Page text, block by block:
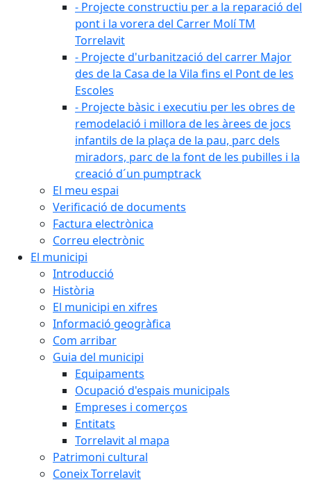
- Projecte constructiu per a la reparació del
pont i la vorera del Carrer Molí TM
Torrelavit
- Projecte d'urbanització del carrer Major
des de la Casa de la Vila fins el Pont de les
Escoles
- Projecte bàsic i executiu per les obres de
remodelació i millora de les àrees de jocs
infantils de la plaça de la pau, parc dels
miradors, parc de la font de les pubilles i la
creació d´un pumptrack
El meu espai
Verificació de documents
Factura electrònica
Correu electrònic
El municipi
Introducció
Història
El municipi en xifres
Informació geogràfica
Com arribar
Guia del municipi
Equipaments
Ocupació d'espais municipals
Empreses i comerços
Entitats
Torrelavit al mapa
Patrimoni cultural
Coneix Torrelavit